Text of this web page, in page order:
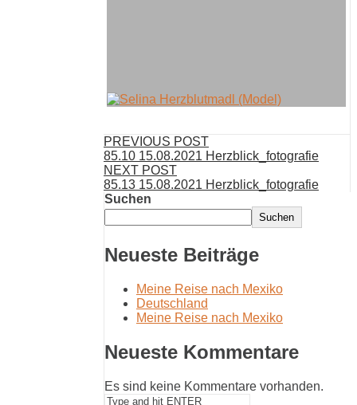
PREVIOUS POST
85.10 15.08.2021 Herzblick_fotografie
NEXT POST
85.13 15.08.2021 Herzblick_fotografie
Suchen
Suchen
Neueste Beiträge
Meine Reise nach Mexiko
Deutschland
Meine Reise nach Mexiko
Neueste Kommentare
Es sind keine Kommentare vorhanden.